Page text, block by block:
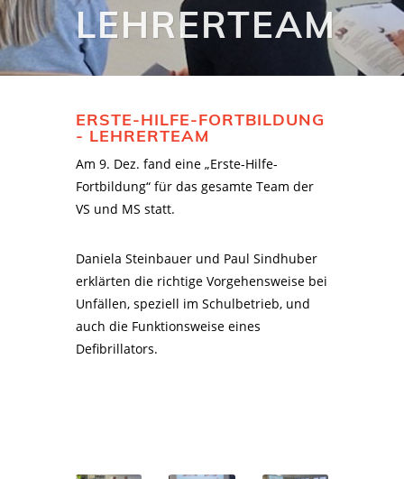
LEHRERTEAM
ERSTE-HILFE-FORTBILDUNG
- LEHRERTEAM
Am 9. Dez. fand eine „Erste-Hilfe-
Fortbildung“ für das gesamte Team der
VS und MS statt.
Daniela Steinbauer und Paul Sindhuber
erklärten die richtige Vorgehensweise bei
Unfällen, speziell im Schulbetrieb, und
auch die Funktionsweise eines
Defibrillators.